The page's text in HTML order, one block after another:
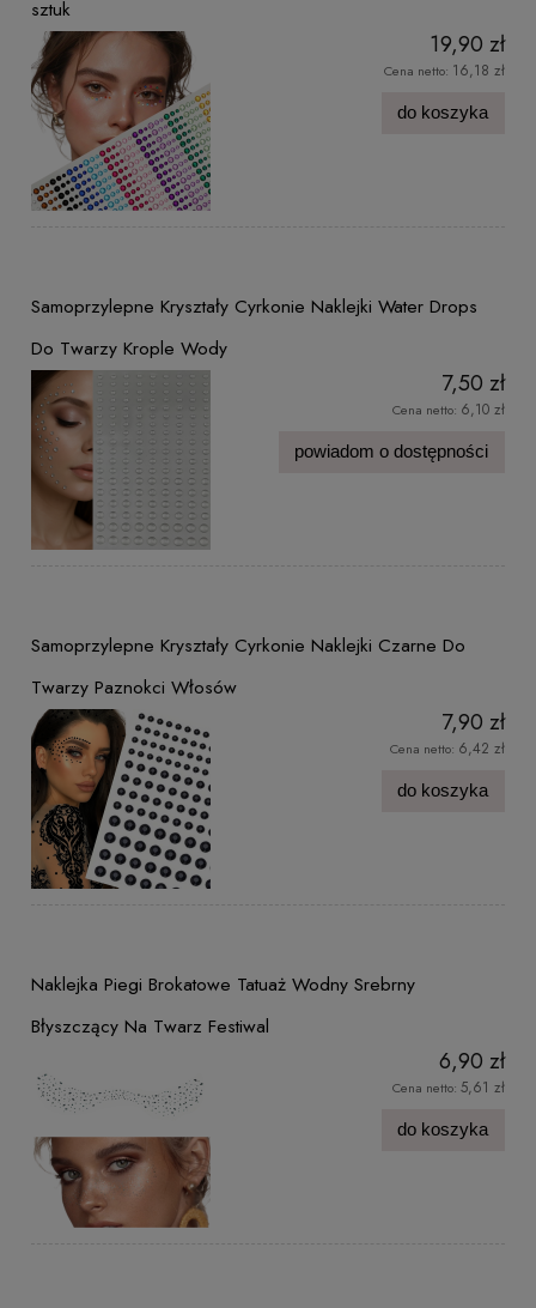
sztuk
19,90 zł
Cena netto: 16,18 zł
do koszyka
Samoprzylepne Kryształy Cyrkonie Naklejki Water Drops
Do Twarzy Krople Wody
7,50 zł
Cena netto: 6,10 zł
powiadom o dostępności
Samoprzylepne Kryształy Cyrkonie Naklejki Czarne Do
Twarzy Paznokci Włosów
7,90 zł
Cena netto: 6,42 zł
do koszyka
Naklejka Piegi Brokatowe Tatuaż Wodny Srebrny
Błyszczący Na Twarz Festiwal
6,90 zł
Cena netto: 5,61 zł
do koszyka